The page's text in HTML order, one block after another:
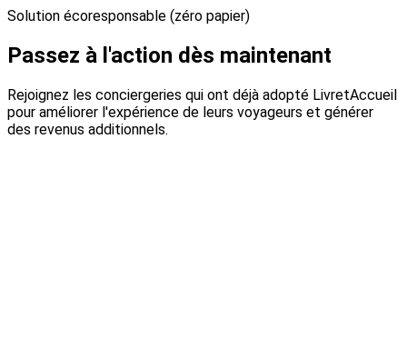
Solution écoresponsable (zéro papier)
Passez à l'action dès maintenant
Rejoignez les conciergeries qui ont déjà adopté LivretAccueil
pour améliorer l'expérience de leurs voyageurs et générer
des revenus additionnels.